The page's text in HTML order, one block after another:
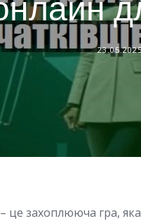
це захоплююча гра,